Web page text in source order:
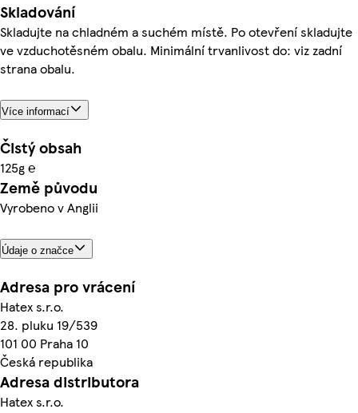
Skladování
Skladujte na chladném a suchém místě. Po otevření skladujte
ve vzduchotěsném obalu. Minimální trvanlivost do: viz zadní
strana obalu.
Více informací
Čistý obsah
125g ℮
Země původu
Vyrobeno v Anglii
Údaje o značce
Adresa pro vrácení
Hatex s.r.o.
28. pluku 19/539
101 00 Praha 10
Česká republika
Adresa distributora
Hatex s.r.o.